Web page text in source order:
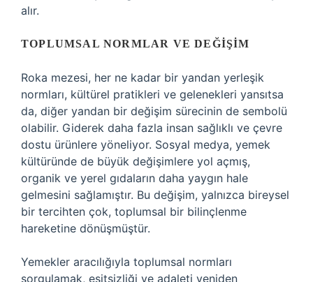
alır.
TOPLUMSAL NORMLAR VE DEĞIŞIM
Roka mezesi, her ne kadar bir yandan yerleşik
normları, kültürel pratikleri ve gelenekleri yansıtsa
da, diğer yandan bir değişim sürecinin de sembolü
olabilir. Giderek daha fazla insan sağlıklı ve çevre
dostu ürünlere yöneliyor. Sosyal medya, yemek
kültüründe de büyük değişimlere yol açmış,
organik ve yerel gıdaların daha yaygın hale
gelmesini sağlamıştır. Bu değişim, yalnızca bireysel
bir tercihten çok, toplumsal bir bilinçlenme
hareketine dönüşmüştür.
Yemekler aracılığıyla toplumsal normları
sorgulamak, eşitsizliği ve adaleti yeniden